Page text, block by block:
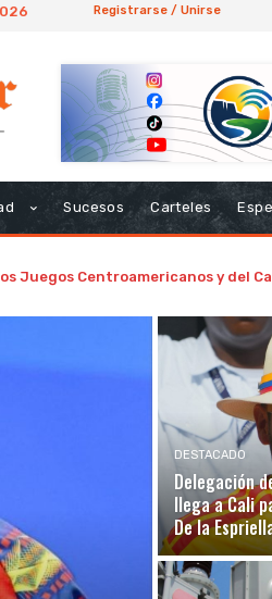
Registrarse / Unirse
Sucesos Carteles
Juegos Centroamericanos y del
DESTACADO
Delegación
llega a Cali
De la